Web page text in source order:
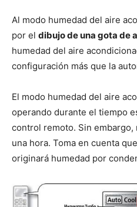
Al modo humedad del aire
por el dibujo de una gota de
humedad del aire
configuración más que la
El modo humedad del aire
operando durante el tiempo
control remoto. Sin embargo,
una hora. Toma en cuenta
originará humedad por